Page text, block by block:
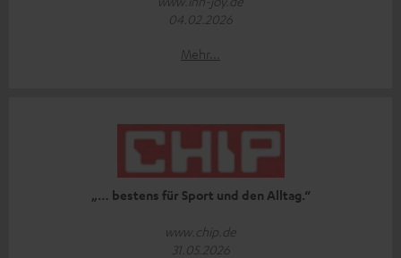
04.02.2026
Mehr...
„… bestens für Sport und den Alltag.“
www.chip.de
31.05.2026